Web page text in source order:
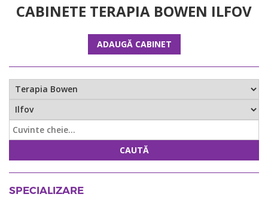
CABINETE TERAPIA BOWEN ILFOV
ADAUGĂ CABINET
CAUTĂ
SPECIALIZARE